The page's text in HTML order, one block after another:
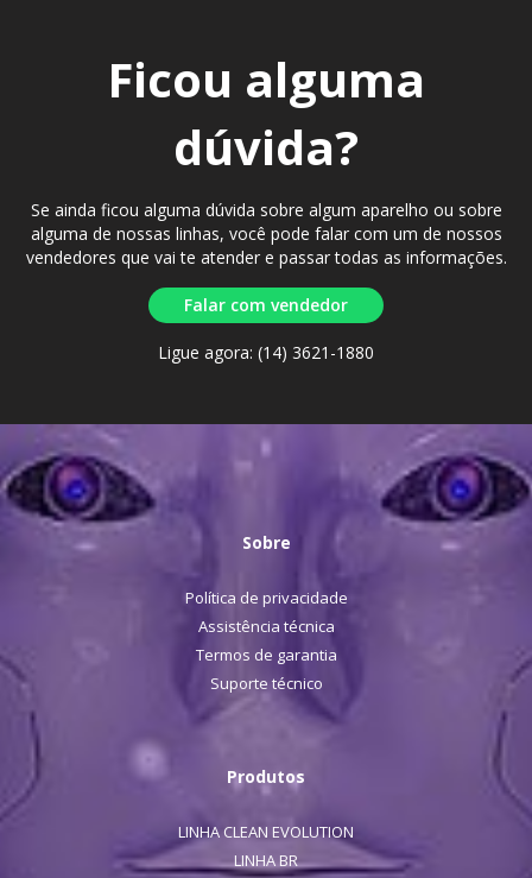
Ficou alguma
dúvida?
Se ainda ficou alguma dúvida sobre algum aparelho ou sobre
alguma de nossas linhas, você pode falar com um de nossos
vendedores que vai te atender e passar todas as informações.
Falar com vendedor
Ligue agora: (14) 3621-1880
Sobre
Política de privacidade
Assistência técnica
Termos de garantia
Suporte técnico
Produtos
LINHA CLEAN EVOLUTION
LINHA BR